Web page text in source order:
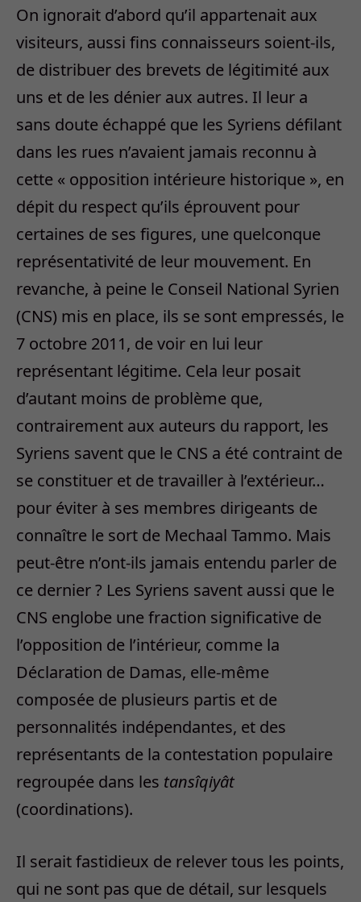
On ignorait d’abord qu’il appartenait aux
visiteurs, aussi fins connaisseurs soient-ils,
de distribuer des brevets de légitimité aux
uns et de les dénier aux autres. Il leur a
sans doute échappé que les Syriens défilant
dans les rues n’avaient jamais reconnu à
cette « opposition intérieure historique », en
dépit du respect qu’ils éprouvent pour
certaines de ses figures, une quelconque
représentativité de leur mouvement. En
revanche, à peine le Conseil National Syrien
(CNS) mis en place, ils se sont empressés, le
7 octobre 2011, de voir en lui leur
représentant légitime. Cela leur posait
d’autant moins de problème que,
contrairement aux auteurs du rapport, les
Syriens savent que le CNS a été contraint de
se constituer et de travailler à l’extérieur…
pour éviter à ses membres dirigeants de
connaître le sort de Mechaal Tammo. Mais
peut-être n’ont-ils jamais entendu parler de
ce dernier ? Les Syriens savent aussi que le
CNS englobe une fraction significative de
l’opposition de l’intérieur, comme la
Déclaration de Damas, elle-même
composée de plusieurs partis et de
personnalités indépendantes, et des
représentants de la contestation populaire
regroupée dans les tansîqiyât
(coordinations).
Il serait fastidieux de relever tous les points,
qui ne sont pas que de détail, sur lesquels